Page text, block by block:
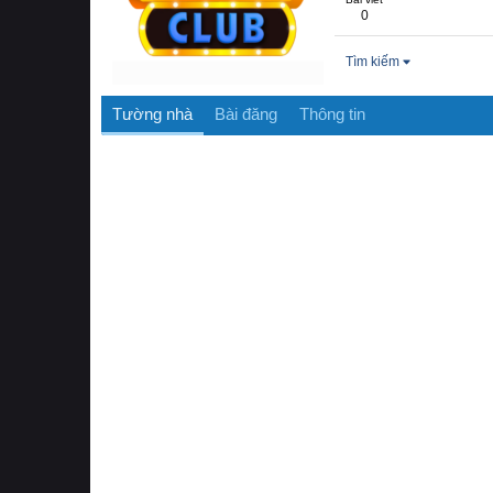
0
Tìm kiếm
Tường nhà Bài đăng Thông tin